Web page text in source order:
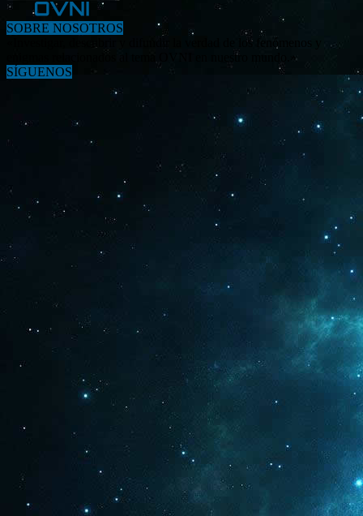
SOBRE NOSOTROS
«Investigar, descubrir y difundir la verdad de los fenómenos y
enigmas relacionados al tema OVNI en nuestro mundo.»
SÍGUENOS